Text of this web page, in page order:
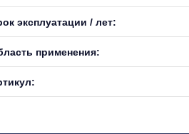
эксплуатации / лет:
применения: